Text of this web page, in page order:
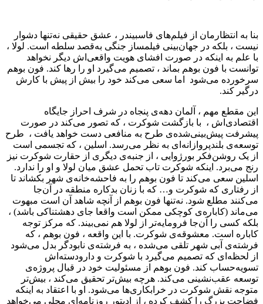
بنا به انتظارمان از فیلم‌های فاسبیندر ، عشق حقیقی نه‌تنها دشوار
نیست ، بلکه در جهان‌بینی فیلمساز جنگی به‌قصد سلطه است. لولا ،
با علم به اینکه در صورت افشای هویت واقعی‌اش دیگر نخواهد
توانست با فون بوهم بماند ، تصمیم می‌گیرد او را رها کند. فون بوهم
سرخورده می‌شود اما سعی می‌کند خود را بیش از پیش با کارش
درگیر کند.
این مقطع مهم ، آلمان دهه‌ی پنجاه در شرف احراز جایگاه
اقتصادی‌اش ، با بازگشت شوکرت ، که تصور می‌کند در صورت
پیشرفت پیش‌بینی‌شده‌ی طرح به منافعی دست خواهد یافت ، طرح
توسعه‌ی بلندپروازانه‌ای‌ به نظر می‌رسد. اسلین ، که تجسمی است
از یک روشن‌فکر بورژوایی ، از جنبه‌ی دیگری از حقارت شوکرت نیز
رنج می‌برد. اینکه شوکرت تاب تحمل عشق میان لولا و او را ندارد.
اسلین سعی می‌کند تا فون بوهم را به فاحشه‌خانه‌ی شهر بکشاند تا
از رفتاری که شوکرت و… که با زنان بدکاره منطقه در آن‌جا
می‌کنند مطلع شود. نه‌تنها فون بوهم از آنچه شاهد آن است مبهوت
می‌ماند (کاباره‌ی کوچکی ممکن است واقعا جای دهشتناکی باشد) ،
بلکه کسی را آن‌جا فرومایه‌تر از لولا هم نمی‌بیند. که مرکز توجه
کاباره است. معشوقه‌ی شوکرت. با این واقعه ، فون بوهم ، که
فرشته‌ی آبی شهر تلقی می‌شده ، به فرشته‌ی نابودگر بدل می‌شود
از لحظه‌ای که تصمیم می‌گیرد با شوکرت و دارودسته‌اش
تسویه‌حساب کند. فون بوهم از مسئولیت خود در قبال پروژه‌ی
توسعه عقب‌نشینی می‌کند. هرچه بیش‌تر تحقیق می‌کند ، بیش‌تر
متوجه نقش شوکرت در خرابکاری‌ها می‌شود. او با اعتقاد به اینکه
فضاحت بزرگ را کشف کرده ، از ادیتور روزنامه‌ای محلی می‌خواهد